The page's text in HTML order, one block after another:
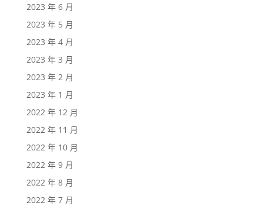
2023 年 6 月
2023 年 5 月
2023 年 4 月
2023 年 3 月
2023 年 2 月
2023 年 1 月
2022 年 12 月
2022 年 11 月
2022 年 10 月
2022 年 9 月
2022 年 8 月
2022 年 7 月